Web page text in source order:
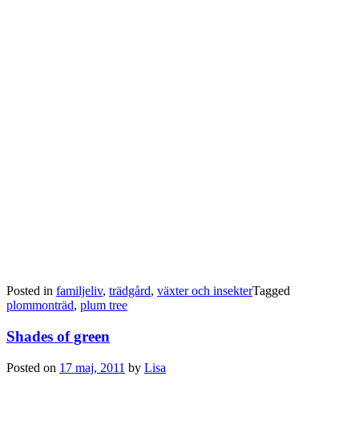
Posted in familjeliv, trädgård, växter och insekterTagged
plommonträd, plum tree
Shades of green
Posted on 17 maj, 2011 by Lisa